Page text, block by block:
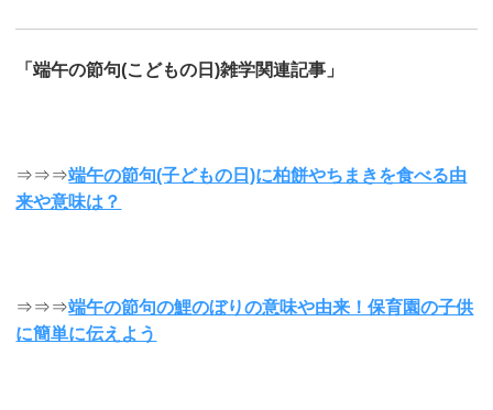
「端午の節句(こどもの日)雑学関連記事」
⇒⇒⇒端午の節句(子どもの日)に柏餅やちまきを食べる由
来や意味は？
⇒⇒⇒端午の節句の鯉のぼりの意味や由来！保育園の子供
に簡単に伝えよう